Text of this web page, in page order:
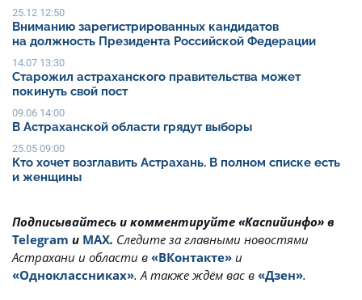
25.12 12:50
Вниманию зарегистрированных кандидатов
на должность Президента Российской Федерации
14.07 13:30
Старожил астраханского правительства может
покинуть свой пост
09.06 14:00
В Астраханской области грядут выборы
25.05 09:00
Кто хочет возглавить Астрахань. В полном списке есть
и женщины
Подписывайтесь и комментируйте «Каспийинфо» в
Telegram и MAX. Cледите за главными новостями
Астрахани и области в «ВКонтакте» и
«Одноклассниках». А также ждём вас в «Дзен».